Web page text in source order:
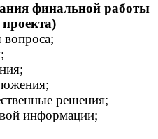
финальной работы
вопроса;
решения;
информации;